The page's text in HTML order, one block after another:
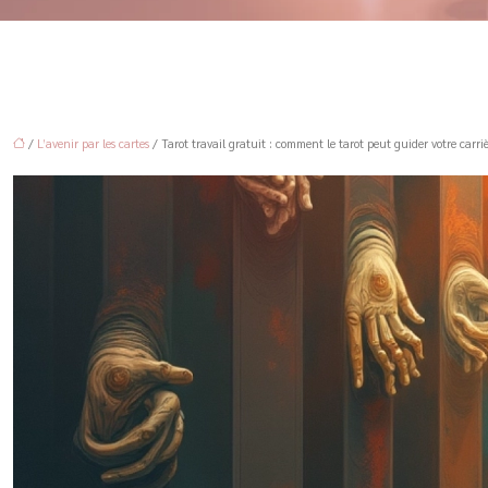
/ L’avenir par les cartes / Tarot travail gratuit : comment le tarot peut guider votre